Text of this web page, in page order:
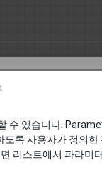
수 있습니다.
록 사용자가 정의
리스트에서 파라